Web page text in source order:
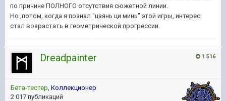
по причине ПОЛНОГО отсутствия сюжетной линии.
Но ,потом, когда я познал "цзянь ци минь" этой игры, интерес
стал возрастать в геометрической прогрессии.
1 516
Dreadpainter
Бета-тестер, Коллекционер
2 017 публикаций